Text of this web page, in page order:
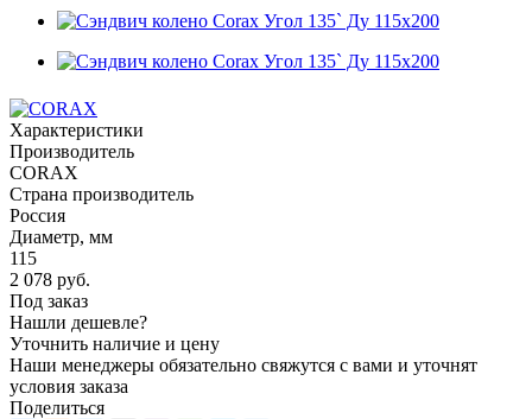
Характеристики
Производитель
CORAX
Страна производитель
Россия
Диаметр, мм
115
2 078 руб.
Под заказ
Нашли дешевле?
Уточнить наличие и цену
Наши менеджеры обязательно свяжутся с вами и уточнят
условия заказа
Поделиться